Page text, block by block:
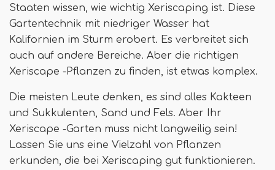
Staaten wissen, wie wichtig Xeriscaping ist. Diese
Gartentechnik mit niedriger Wasser hat
Kalifornien im Sturm erobert. Es verbreitet sich
auch auf andere Bereiche. Aber die richtigen
Xeriscape -Pflanzen zu finden, ist etwas komplex.
Die meisten Leute denken, es sind alles Kakteen
und Sukkulenten, Sand und Fels. Aber Ihr
Xeriscape -Garten muss nicht langweilig sein!
Lassen Sie uns eine Vielzahl von Pflanzen
erkunden, die bei Xeriscaping gut funktionieren.